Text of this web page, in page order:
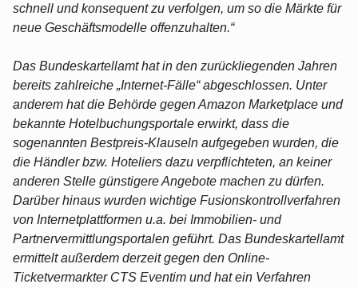
schnell und konsequent zu verfolgen, um so die Märkte für
neue Geschäftsmodelle offenzuhalten.“
Das Bundeskartellamt hat in den zurückliegenden Jahren
bereits zahlreiche „Internet-Fälle“ abgeschlossen. Unter
anderem hat die Behörde gegen Amazon Marketplace und
bekannte Hotelbuchungsportale erwirkt, dass die
sogenannten Bestpreis-Klauseln aufgegeben wurden, die
die Händler bzw. Hoteliers dazu verpflichteten, an keiner
anderen Stelle günstigere Angebote machen zu dürfen.
Darüber hinaus wurden wichtige Fusionskontrollverfahren
von Internetplattformen u.a. bei Immobilien- und
Partnervermittlungsportalen geführt. Das Bundeskartellamt
ermittelt außerdem derzeit gegen den Online-
Ticketvermarkter CTS Eventim und hat ein Verfahren